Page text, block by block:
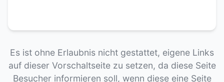
Es ist ohne Erlaubnis nicht gestattet, eigene Links
auf dieser Vorschaltseite zu setzen, da diese Seite
Besucher informieren soll, wenn diese eine Seite